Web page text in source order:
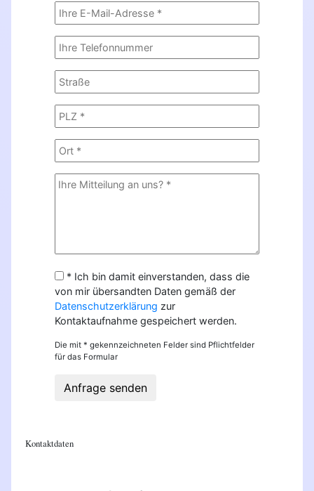
* Ich bin damit einverstanden, dass die
von mir übersandten Daten gemäß der
Datenschutzerklärung zur
Kontaktaufnahme gespeichert werden.
Die mit * gekennzeichneten Felder sind Pflichtfelder
für das Formular
Anfrage senden
Kontaktdaten